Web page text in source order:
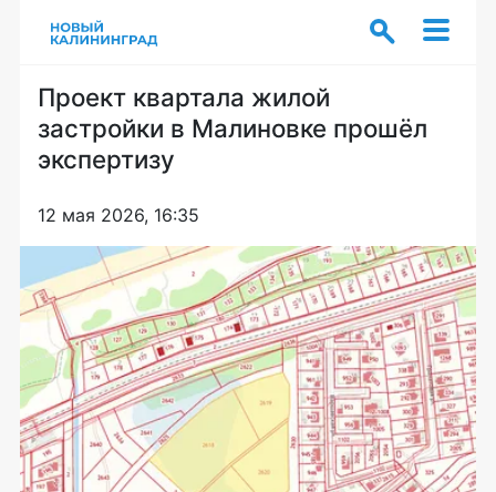
Проект квартала жилой
застройки в Малиновке прошёл
экспертизу
12 мая 2026, 16:35